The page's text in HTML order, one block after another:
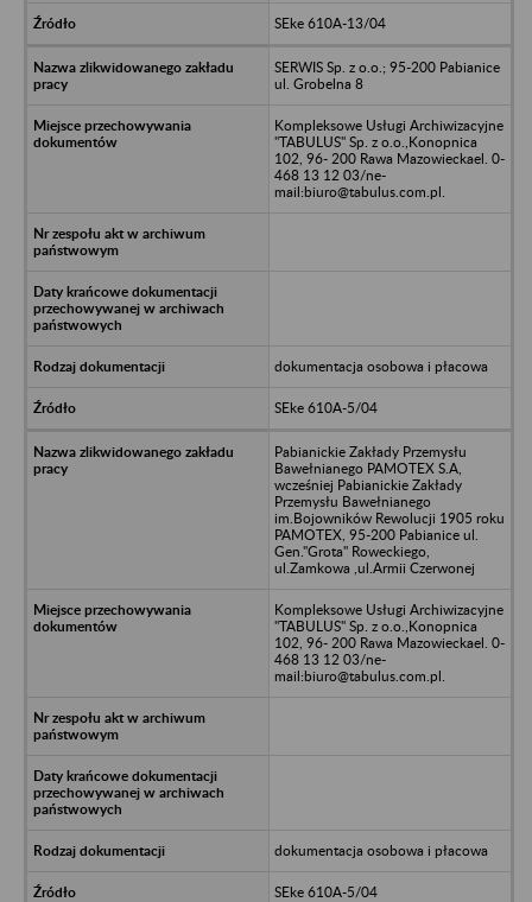
SEke 610A-13/04
SERWIS Sp. z o.o.; 95-200 Pabianice
ul. Grobelna 8
Kompleksowe Usługi Archiwizacyjne
"TABULUS" Sp. z o.o.,Konopnica
102, 96- 200 Rawa Mazowieckael. 0-
468 13 12 03/ne-
mail:biuro@tabulus.com.pl.
dokumentacja osobowa i płacowa
SEke 610A-5/04
Pabianickie Zakłady Przemysłu
Bawełnianego PAMOTEX S.A,
wcześniej Pabianickie Zakłady
Przemysłu Bawełnianego
im.Bojowników Rewolucji 1905 roku
PAMOTEX, 95-200 Pabianice ul.
Gen."Grota" Roweckiego,
ul.Zamkowa ,ul.Armii Czerwonej
Kompleksowe Usługi Archiwizacyjne
"TABULUS" Sp. z o.o.,Konopnica
102, 96- 200 Rawa Mazowieckael. 0-
468 13 12 03/ne-
mail:biuro@tabulus.com.pl.
dokumentacja osobowa i płacowa
SEke 610A-5/04